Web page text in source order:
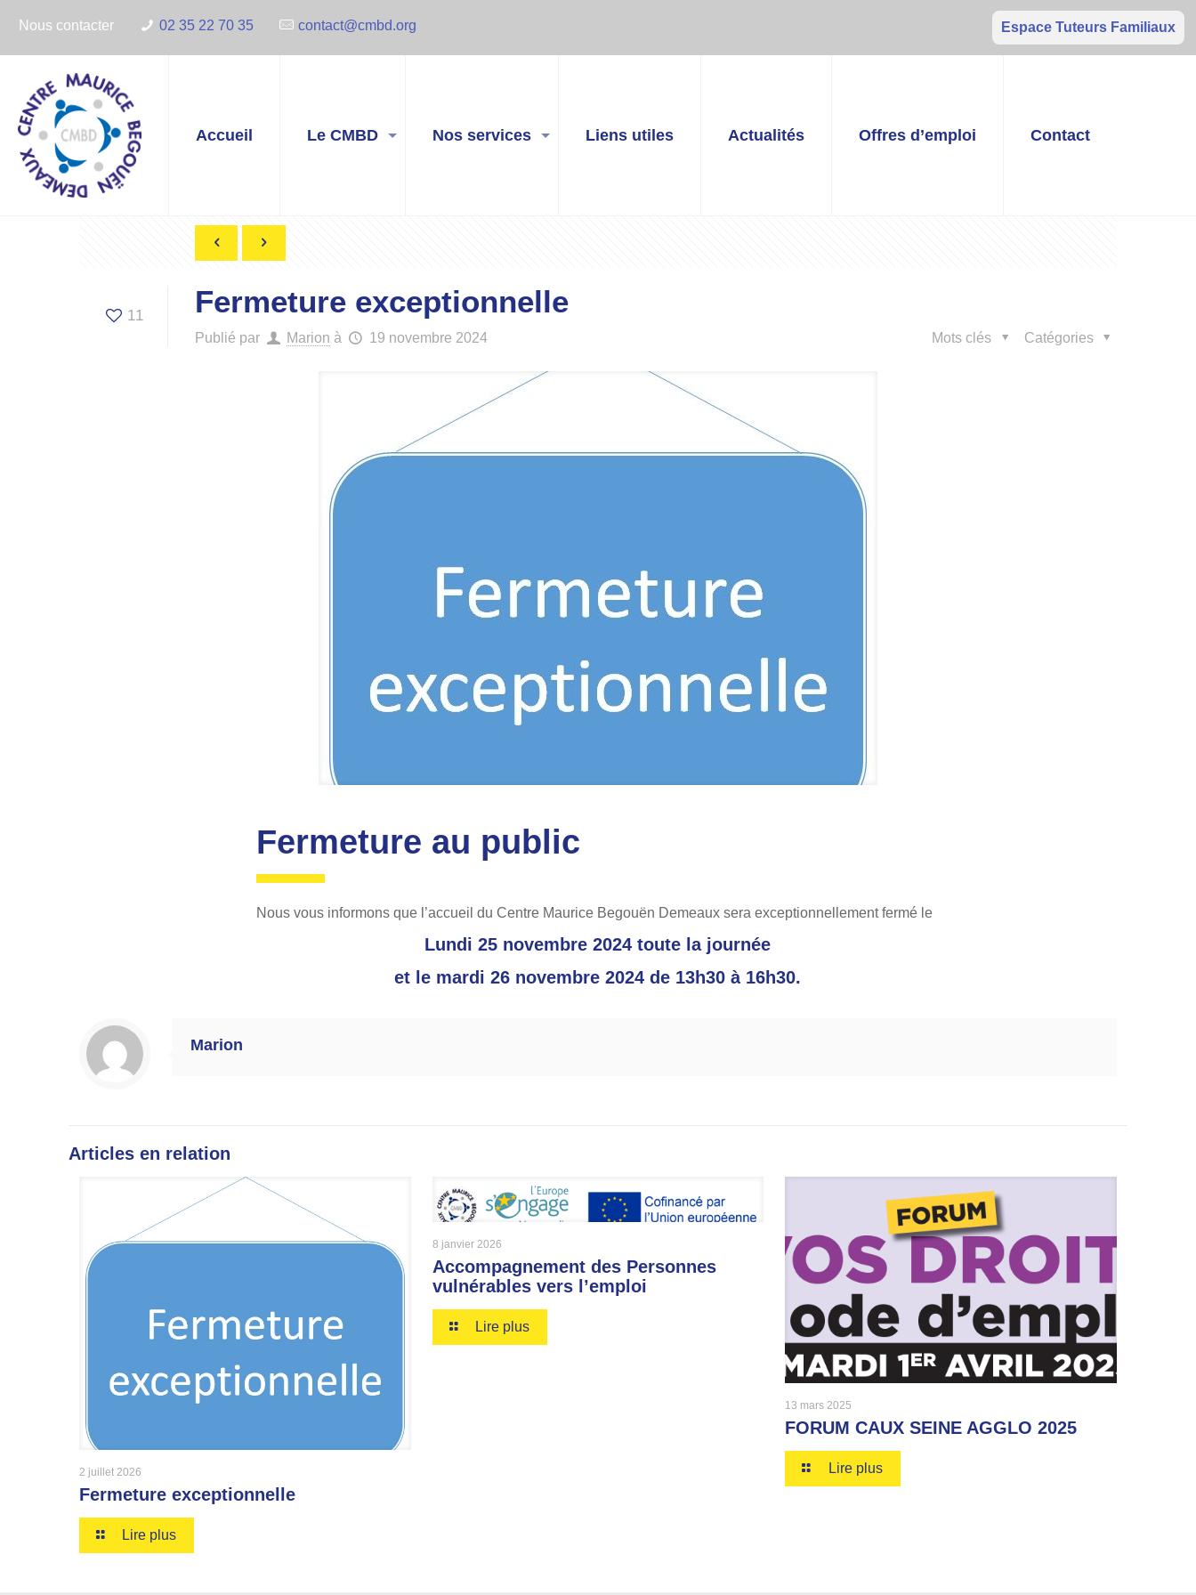
Nous contacter 02 35 22 70 35 contact@cmbd.org Espace Tuteurs Familiaux
Accueil Le CMBD Nos services Liens utiles Actualités Offres d’emploi Contact
11 Fermeture exceptionnelle
Publié par Marion à 19 novembre 2024 Catégories
Mots clés
Fermeture au public
Nous vous informons que l’accueil du Centre Maurice Begouën Demeaux sera exceptionnellement fermé le
Lundi 25 novembre 2024 toute la journée
et le mardi 26 novembre 2024 de 13h30 à 16h30.
Marion
Articles en relation
2 juillet 2026
Fermeture exceptionnelle
Lire plus
8 janvier 2026
Accompagnement des Personnes
vulnérables vers l’emploi
Lire plus
13 mars 2025
FORUM CAUX SEINE AGGLO 2025
Lire plus